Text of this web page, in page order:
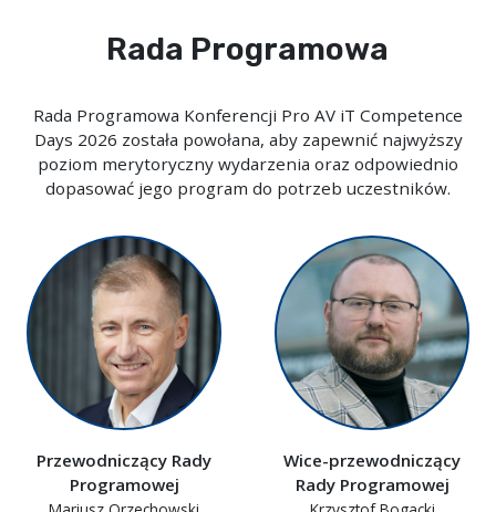
Rada Programowa
Rada Programowa Konferencji Pro AV iT Competence
Days 2026 została powołana, aby zapewnić najwyższy
poziom merytoryczny wydarzenia oraz odpowiednio
dopasować jego program do potrzeb uczestników.
Przewodniczący Rady
Programowej
Wice-przewodniczący
Rady Programowej